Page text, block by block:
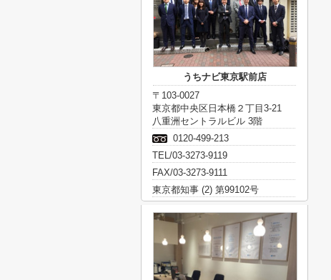
うちナビ東京駅前店
〒103-0027
東京都中央区日本橋２丁目3-21
八重洲セントラルビル 3階
0120-499-213
TEL/03-3273-9119
FAX/03-3273-9111
東京都知事 (2) 第99102号